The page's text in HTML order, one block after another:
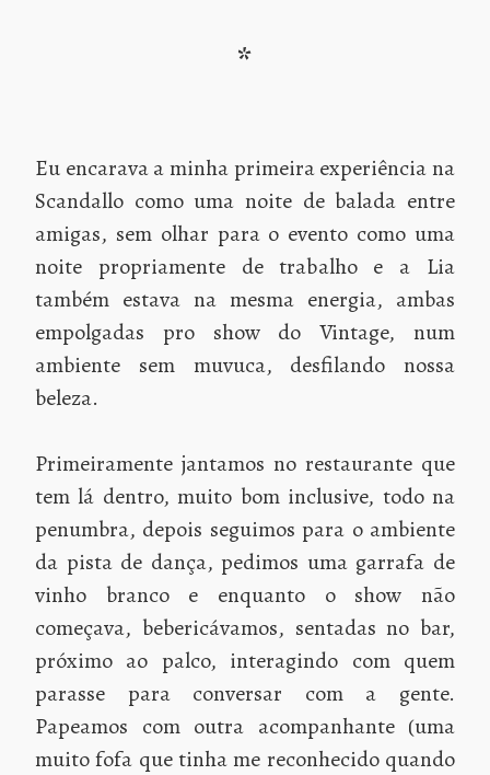
*
Eu encarava a minha primeira experiência na
Scandallo como uma noite de balada entre
amigas, sem olhar para o evento como uma
noite propriamente de trabalho e a Lia
também estava na mesma energia, ambas
empolgadas pro show do Vintage, num
ambiente sem muvuca, desfilando nossa
beleza.
Primeiramente jantamos no restaurante que
tem lá dentro, muito bom inclusive, todo na
penumbra, depois seguimos para o ambiente
da pista de dança, pedimos uma garrafa de
vinho branco e enquanto o show não
começava, bebericávamos, sentadas no bar,
próximo ao palco, interagindo com quem
parasse para conversar com a gente.
Papeamos com outra acompanhante (uma
muito fofa que tinha me reconhecido quando